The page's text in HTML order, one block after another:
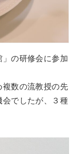
の研修会に参加
数の流教授の先
でしたが、３種